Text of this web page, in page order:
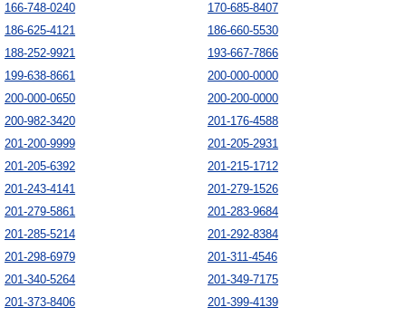
166-748-0240
170-685-8407
186-625-4121
186-660-5530
188-252-9921
193-667-7866
199-638-8661
200-000-0000
200-000-0650
200-200-0000
200-982-3420
201-176-4588
201-200-9999
201-205-2931
201-205-6392
201-215-1712
201-243-4141
201-279-1526
201-279-5861
201-283-9684
201-285-5214
201-292-8384
201-298-6979
201-311-4546
201-340-5264
201-349-7175
201-373-8406
201-399-4139